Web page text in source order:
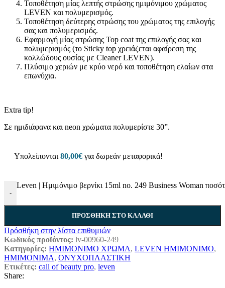
Τοποθέτηση μίας λεπτής στρώσης ημιμόνιμου χρώματος
LEVEN και πολυμερισμός.
Τοποθέτηση δεύτερης στρώσης του χρώματος της επιλογής
σας και πολυμερισμός.
Εφαρμογή μίας στρώσης Top coat της επιλογής σας και
πολυμερισμός (το Sticky top χρειάζεται αφαίρεση της
κολλώδους ουσίας με Cleaner LEVEN).
Πλύσιμο χεριών με κρύο νερό και τοποθέτηση ελαίων στα
επωνύχια.
Extra tip!
Σε ημιδιάφανα και neon χρώματα πολυμερίστε 30”.
Υπολείπονται 80,00€ για δωρεάν μεταφορικά!
-
Leven | Ημιμόνιμο βερνίκι 15ml no. 249 Business Woman
ΠΡΟΣΘΉΚΗ ΣΤΟ ΚΑΛΆΘΙ
Πρόσθήκη στην λίστα επιθυμιών
Κωδικός προϊόντος: lv-00960-249
Κατηγορίες: ΗΜΙΜΟΝΙΜΟ ΧΡΩΜΑ, LEVEN ΗΜΙΜΟΝΙΜΟ,
ΗΜΙΜΟΝΙΜΑ, ΟΝΥΧΟΠΛΑΣΤΙΚΗ
Ετικέτες: call of beauty pro, leven
Share: